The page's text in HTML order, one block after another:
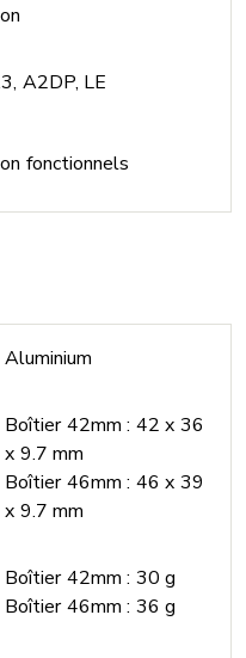
A2DP, LE
fonctionnels
Aluminium
Boîtier 42mm : 42 x 36
x 9.7 mm
Boîtier 46mm : 46 x 39
x 9.7 mm
Boîtier 42mm : 30 g
Boîtier 46mm : 36 g